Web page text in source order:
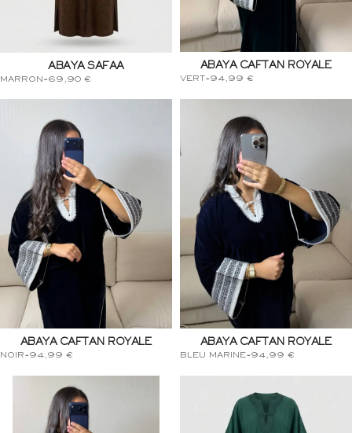
ABAYA SAFAA
MARRON - 69,90 €
ABAYA CAFTAN ROYALE
VERT- 94,99 €
ABAYA CAFTAN ROYALE
NOIR - 94,99 €
ABAYA CAFTAN ROYALE
BLEU MARINE- 94,99 €